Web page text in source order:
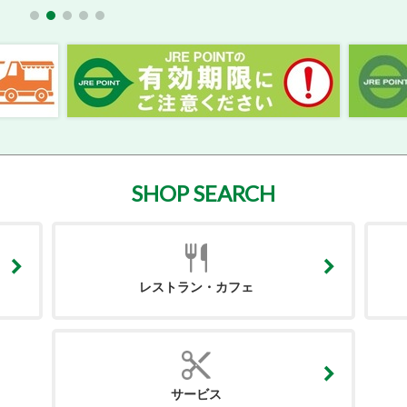
SHOP SEARCH
レストラン・カフェ
サービス